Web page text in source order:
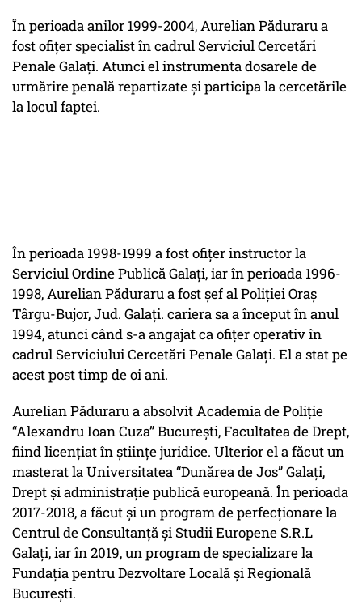
În perioada anilor 1999-2004, Aurelian Păduraru a
fost ofițer specialist în cadrul Serviciul Cercetări
Penale Galați. Atunci el instrumenta dosarele de
urmărire penală repartizate și participa la cercetările
la locul faptei.
În perioada 1998-1999 a fost ofițer instructor la
Serviciul Ordine Publică Galați, iar în perioada 1996-
1998, Aurelian Păduraru a fost șef al Poliției Oraș
Târgu-Bujor, Jud. Galați. cariera sa a început în anul
1994, atunci când s-a angajat ca ofițer operativ în
cadrul Serviciului Cercetări Penale Galați. El a stat pe
acest post timp de oi ani.
Aurelian Păduraru a absolvit Academia de Poliție
“Alexandru Ioan Cuza” București, Facultatea de Drept,
fiind licențiat în științe juridice. Ulterior el a făcut un
masterat la Universitatea “Dunărea de Jos” Galați,
Drept și administrație publică europeană. În perioada
2017-2018, a făcut și un program de perfecționare la
Centrul de Consultanță și Studii Europene S.R.L
Galați, iar în 2019, un program de specializare la
Fundația pentru Dezvoltare Locală și Regională
București.